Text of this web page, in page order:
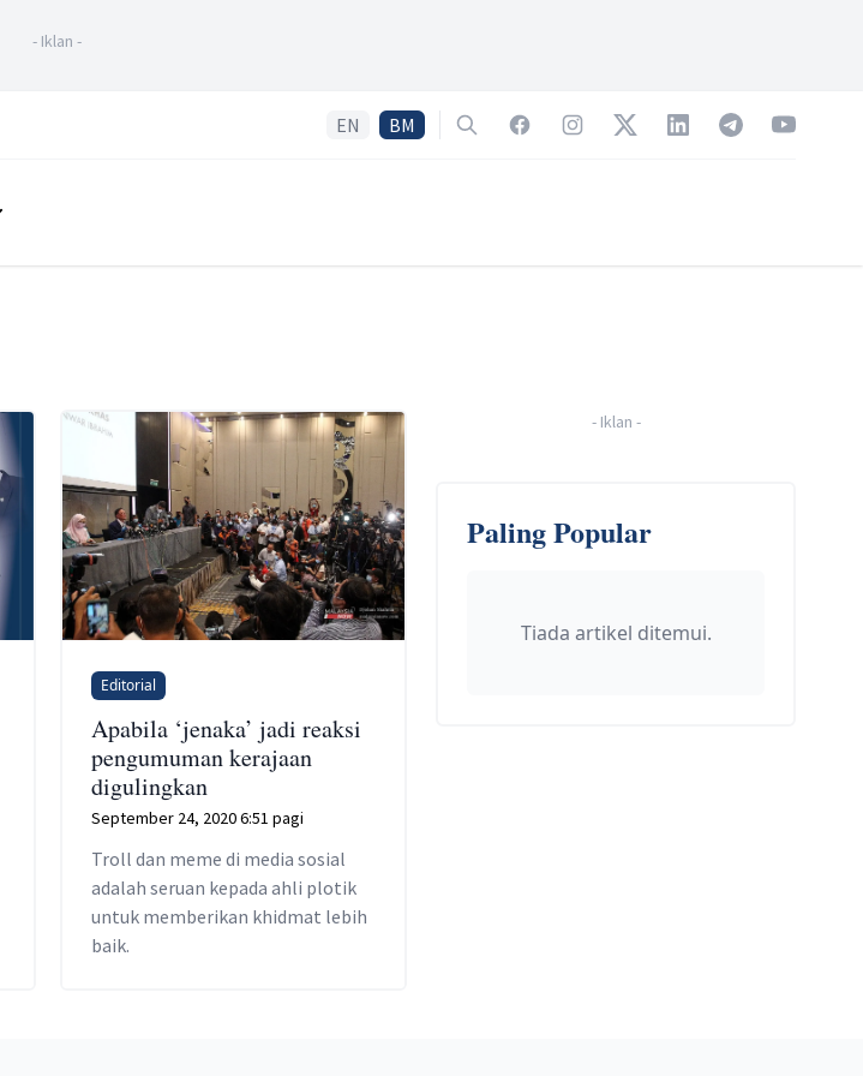
- Iklan -
EN BM SearchFacebookInstagramTwitterLinkedInTelegramYouTube
Editorial
Apabila ‘jenaka’ jadi reaksi
pengumuman kerajaan
digulingkan
September 24, 2020 6:51 pagi
Troll dan meme di media sosial
adalah seruan kepada ahli plotik
untuk memberikan khidmat lebih
baik.
- Iklan -
Paling Popular
Tiada artikel ditemui.